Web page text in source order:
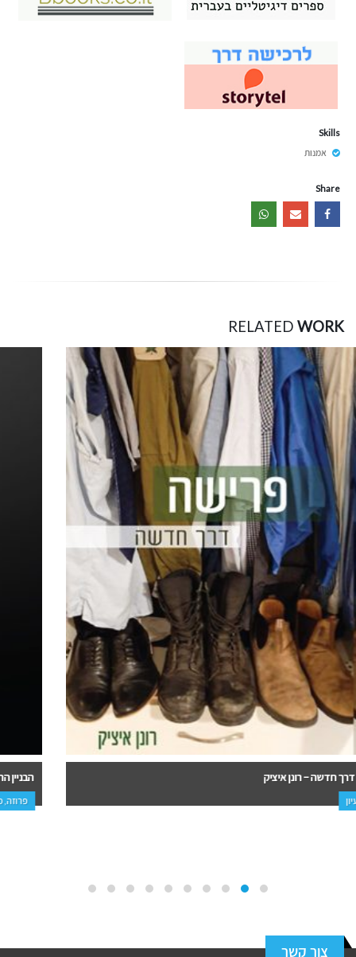
Skills
אמנות
Share
RELATED WORK
הבניין הריק – עודד פרי
צור קשר